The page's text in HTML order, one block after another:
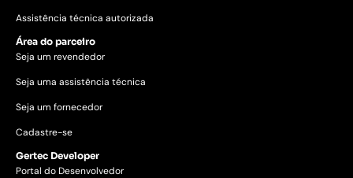
Assistência técnica autorizada
Área do parceiro
Seja um revendedor
Seja uma assistência técnica
Seja um fornecedor
Cadastre-se
Gertec Developer
Portal do Desenvolvedor